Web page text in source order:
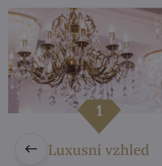
Luxusní vzhled